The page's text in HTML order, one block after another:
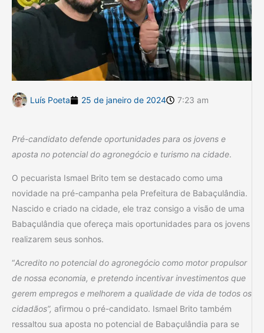
Luís Poeta 25 de janeiro de 2024 7:23 am
Pré-candidato defende oportunidades para os jovens e
aposta no potencial do agronegócio e turismo na cidade.
O pecuarista Ismael Brito tem se destacado como uma
novidade na pré-campanha pela Prefeitura de Babaçulândia.
Nascido e criado na cidade, ele traz consigo a visão de uma
Babaçulândia que ofereça mais oportunidades para os jovens
realizarem seus sonhos.
“Acredito no potencial do agronegócio como motor propulsor
de nossa economia, e pretendo incentivar investimentos que
gerem empregos e melhorem a qualidade de vida de todos os
cidadãos”, afirmou o pré-candidato. Ismael Brito também
ressaltou sua aposta no potencial de Babaçulândia para se